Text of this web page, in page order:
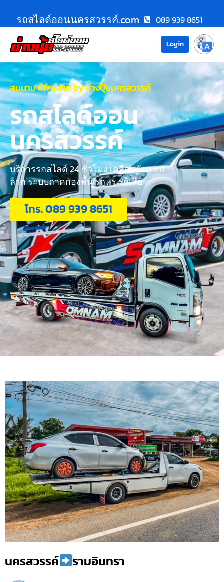
รถสไลด์ออนนครสวรรค์.com 089 939 8651
Login
สมนาม ซัพพลาย by ช่างปุ้ยนครสวรรค์
รถสไลด์ออน
นครสวรรค์
บริการรถสไลด์ 24 ชั่วโมง เคลื่อนย้าย ยก
ลาก ระบบถาดกองพื้น รถหรู รถเสีย
โทร. 089 939 8651
นครสวรรค์ รามอินทรา